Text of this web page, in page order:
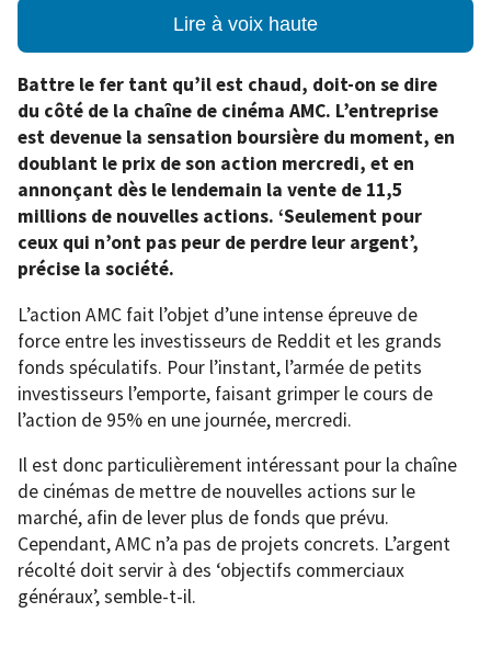
Lire à voix haute
Battre le fer tant qu’il est chaud, doit-on se dire
du côté de la chaîne de cinéma AMC. L’entreprise
est devenue la sensation boursière du moment, en
doublant le prix de son action mercredi, et en
annonçant dès le lendemain la vente de 11,5
millions de nouvelles actions. ‘Seulement pour
ceux qui n’ont pas peur de perdre leur argent’,
précise la société.
L’action AMC fait l’objet d’une intense épreuve de
force entre les investisseurs de Reddit et les grands
fonds spéculatifs. Pour l’instant, l’armée de petits
investisseurs l’emporte, faisant grimper le cours de
l’action de 95% en une journée, mercredi.
Il est donc particulièrement intéressant pour la chaîne
de cinémas de mettre de nouvelles actions sur le
marché, afin de lever plus de fonds que prévu.
Cependant, AMC n’a pas de projets concrets. L’argent
récolté doit servir à des ‘objectifs commerciaux
généraux’, semble-t-il.